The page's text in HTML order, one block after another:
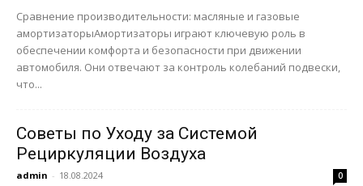
Сравнение производительности: масляные и газовые
амортизаторыАмортизаторы играют ключевую роль в
обеспечении комфорта и безопасности при движении
автомобиля. Они отвечают за контроль колебаний подвески,
что...
Советы по Уходу за Системой
Рециркуляции Воздуха
admin - 18.08.2024 0